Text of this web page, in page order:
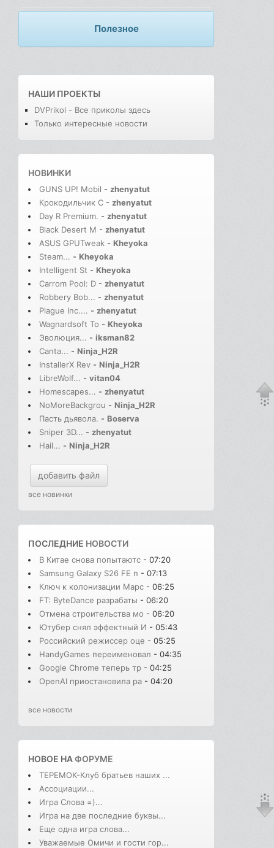
Полезное
НАШИ ПРОЕКТЫ
DVPrikol - Все приколы здесь
Только интересные новости
НОВИНКИ
GUNS UP! Mobil - zhenyatut
Крокодильчик С - zhenyatut
Day R Premium. - zhenyatut
Black Desert M - zhenyatut
ASUS GPUTweak - Kheyoka
Steam... - Kheyoka
Intelligent St - Kheyoka
Carrom Pool: D - zhenyatut
Robbery Bob... - zhenyatut
Plague Inc.... - zhenyatut
Wagnardsoft To - Kheyoka
Эволюция... - iksman82
Canta... - Ninja_H2R
InstallerX Rev - Ninja_H2R
LibreWolf... - vitan04
Homescapes... - zhenyatut
NoMoreBackgrou - Ninja_H2R
Пасть дьявола. - Boserva
Sniper 3D... - zhenyatut
Hail... - Ninja_H2R
добавить файл
все новинки
ПОСЛЕДНИЕ НОВОСТИ
В Китае снова попытаютс - 07:20
Samsung Galaxy S26 FE п - 07:13
Ключ к колонизации Марс - 06:25
FT: ByteDance разрабаты - 06:20
Отмена строительства мо - 06:20
Ютубер снял эффектный И - 05:43
Российский режиссер оце - 05:25
HandyGames переименовал - 04:35
Google Chrome теперь тр - 04:25
OpenAI приостановила ра - 04:20
все новости
НОВОЕ НАФОРУМЕ
ТЕРЕМОК-Клуб братьев наших ...
Ассоциации...
Игра Слова =)...
Игра на две последние буквы...
Еще одна игра слова...
Уважаемые Омичи и гости гор...